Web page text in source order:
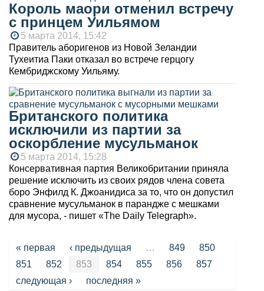
Король маори отменил встречу
с принцем Уильямом
5 марта 2014, 15:42
Правитель аборигенов из Новой Зеландии
Тухеитиа Паки отказал во встрече герцогу
Кембриджскому Уильяму.
Британского политика
исключили из партии за
оскорбление мусульманок
5 марта 2014, 15:28
Консервативная партия Великобритании приняла
решение исключить из своих рядов члена совета
боро Энфилд К. Джоанидиса за то, что он допустил
сравнение мусульманок в парандже с мешками
для мусора, - пишет «The Daily Telegraph».
Страницы
« первая ‹ предыдущая … 849
850
851
852 853 854 855 856
857
следующая ›
последняя »